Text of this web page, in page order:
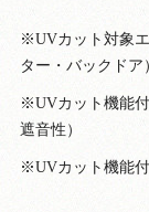
※UVカット対象
ター・バックドア
※UVカット機能
遮音性）
※UVカット機能